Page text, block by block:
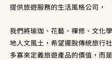
提供旅遊服務的生活風格公司，
我們將瑜珈、花藝、禪修、文化
地人文風土，希望擺脫傳統旅行
多寡來定義旅遊產品的價值，而